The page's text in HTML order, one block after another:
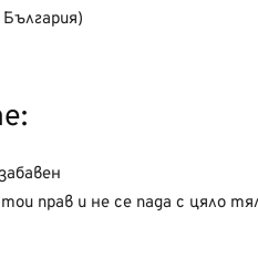
прав и не се пада с цяло